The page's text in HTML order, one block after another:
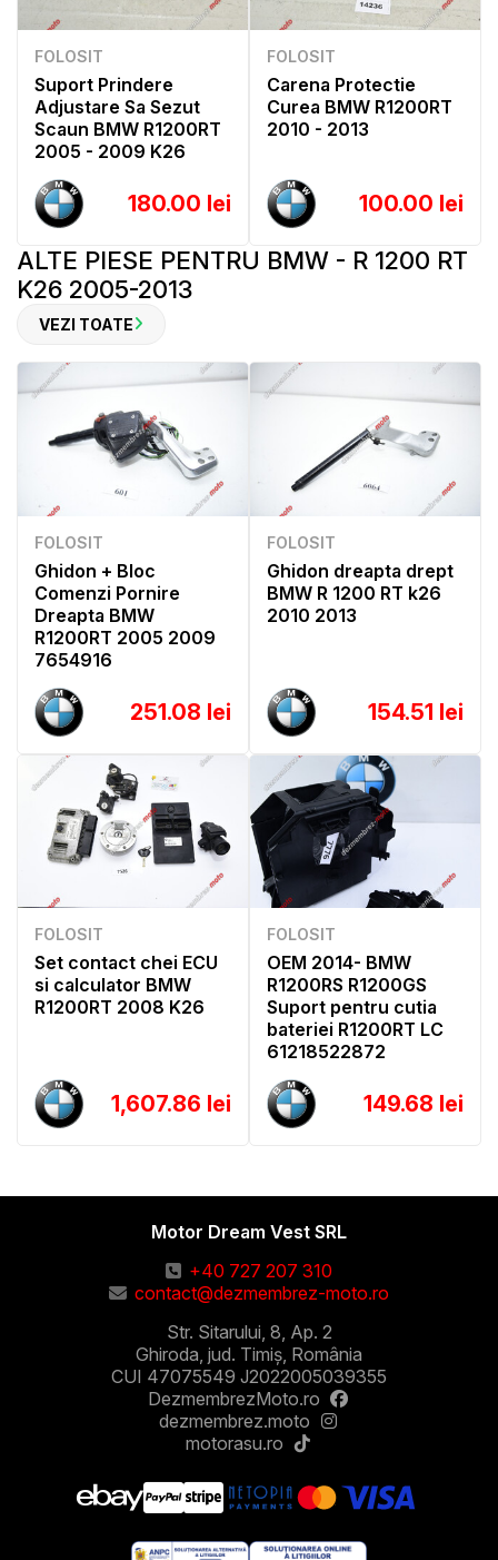
FOLOSIT
Suport Prindere
Adjustare Sa Sezut
Scaun BMW R1200RT
2005 - 2009 K26
180.00 lei
FOLOSIT
Carena Protectie
Curea BMW R1200RT
2010 - 2013
100.00 lei
ALTE PIESE PENTRU BMW - R 1200 RT
K26 2005-2013
VEZI TOATE
FOLOSIT
Ghidon + Bloc
Comenzi Pornire
Dreapta BMW
R1200RT 2005 2009
7654916
251.08 lei
FOLOSIT
Ghidon dreapta drept
BMW R 1200 RT k26
2010 2013
154.51 lei
FOLOSIT
Set contact chei ECU
si calculator BMW
R1200RT 2008 K26
1,607.86 lei
FOLOSIT
OEM 2014- BMW
R1200RS R1200GS
Suport pentru cutia
bateriei R1200RT LC
61218522872
149.68 lei
Motor Dream Vest SRL
+40 727 207 310
contact@dezmembrez-moto.ro
Str. Sitarului, 8, Ap. 2
Ghiroda, jud. Timiș, România
CUI 47075549 J2022005039355
DezmembrezMoto.ro
dezmembrez.moto
motorasu.ro